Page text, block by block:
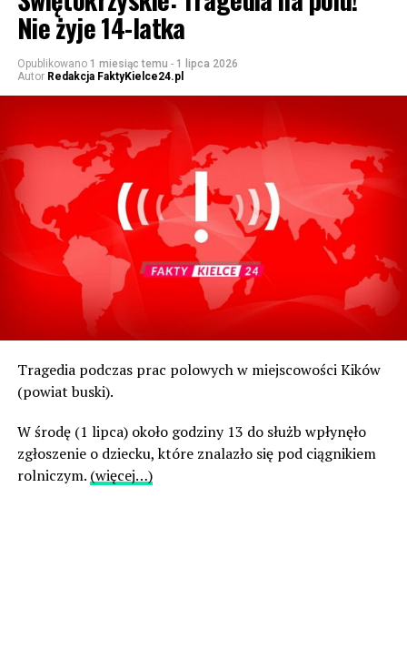
Nie żyje 14-latka
Opublikowano 1 miesiąc temu - 1 lipca 2026
Autor Redakcja FaktyKielce24.pl
Tragedia podczas prac polowych w miejscowości Kików
(powiat buski).
W środę (1 lipca) około godziny 13 do służb wpłynęło
zgłoszenie o dziecku, które znalazło się pod ciągnikiem
rolniczym. (więcej…)